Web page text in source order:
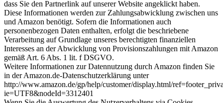
dass Sie den Partnerlink auf unserer Website angeklickt haben.
Diese Informationen werden zur Zahlungsabwicklung zwischen uns
und Amazon benötigt. Sofern die Informationen auch
personenbezogen Daten enthalten, erfolgt die beschriebene
Verarbeitung auf Grundlage unseres berechtigten finanziellen
Interesses an der Abwicklung von Provisionszahlungen mit Amazon
gemäß Art. 6 Abs. 1 lit. f DSGVO.
Weitere Informationen zur Datennutzung durch Amazon finden Sie
in der Amazon.de-Datenschutzerklärung unter
http://www.amazon.de/gp/help/customer/display.html/
ie=UTF8&nodeId=3312401